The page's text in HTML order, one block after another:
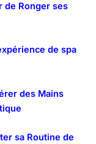
de Ronger ses
de spa
des Mains
sa Routine de